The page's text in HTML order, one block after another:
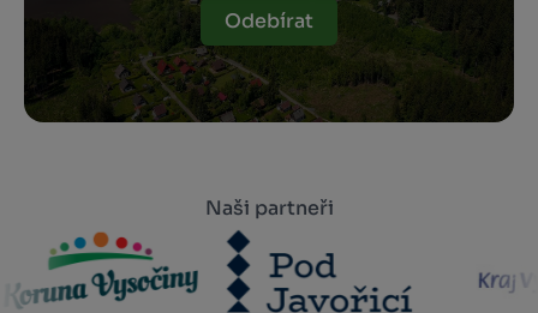
Odebírat
Naši partneři